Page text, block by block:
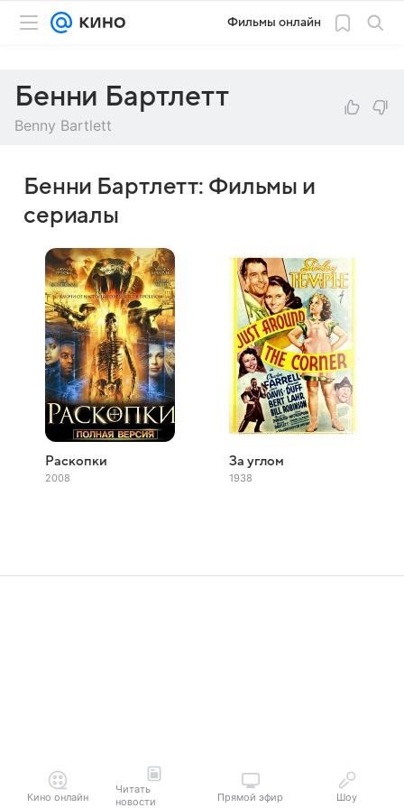
Фильмы онлайн
Бенни Бартлетт
Benny Bartlett
Бенни Бартлетт: Фильмы и
сериалы
Раскопки
2008
За углом
1938
Кино онлайн
Читать
новости
Прямой эфир Шоу